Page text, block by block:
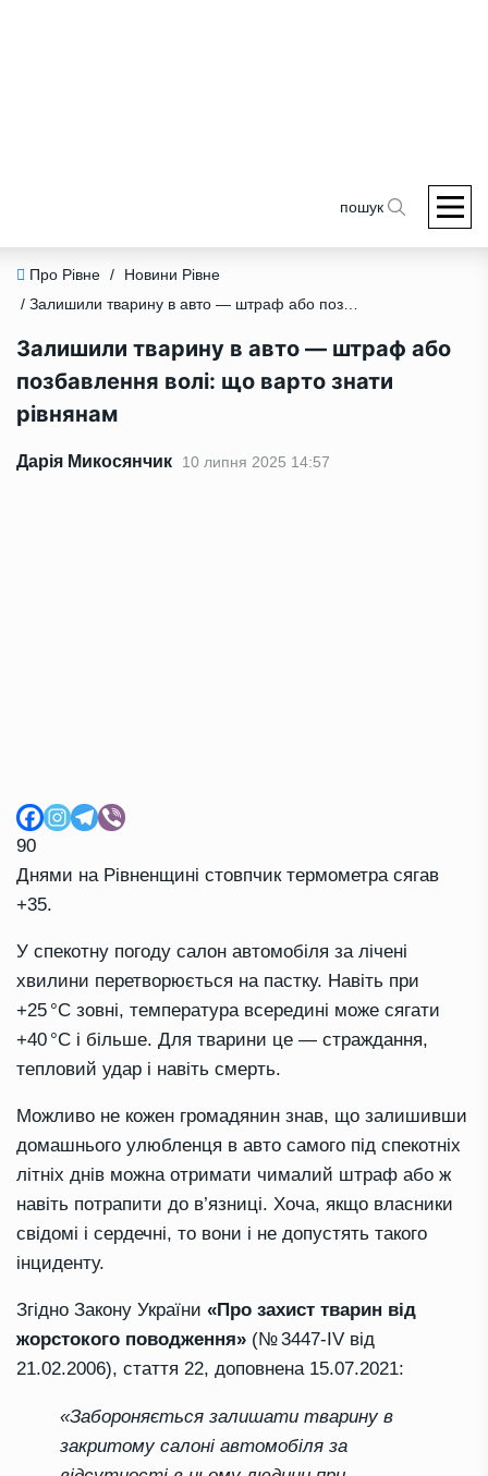
пошук
Про Рівне /
Новини Рівне
/ Залишили тварину в авто — штраф або позбавлення волі: що варто знати рівнянам
Залишили тварину в авто — штраф або
позбавлення волі: що варто знати
рівнянам
Дарія Микосянчик 10 липня 2025 14:57
90
Днями на Рівненщині стовпчик термометра сягав
+35.
У спекотну погоду салон автомобіля за лічені
хвилини перетворюється на пастку. Навіть при
+25 °C зовні, температура всередині може сягати
+40 °C і більше. Для тварини це — страждання,
тепловий удар і навіть смерть.
Можливо не кожен громадянин знав, що залишивши
домашнього улюбленця в авто самого під спекотніх
літніх днів можна отримати чималий штраф або ж
навіть потрапити до в’язниці. Хоча, якщо власники
свідомі і сердечні, то вони і не допустять такого
інциденту.
Згідно Закону України «Про захист тварин від
жорстокого поводження» (№ 3447‑IV від
21.02.2006), стаття 22, доповнена 15.07.2021:
«Забороняється залишати тварину в
закритому салоні автомобіля за